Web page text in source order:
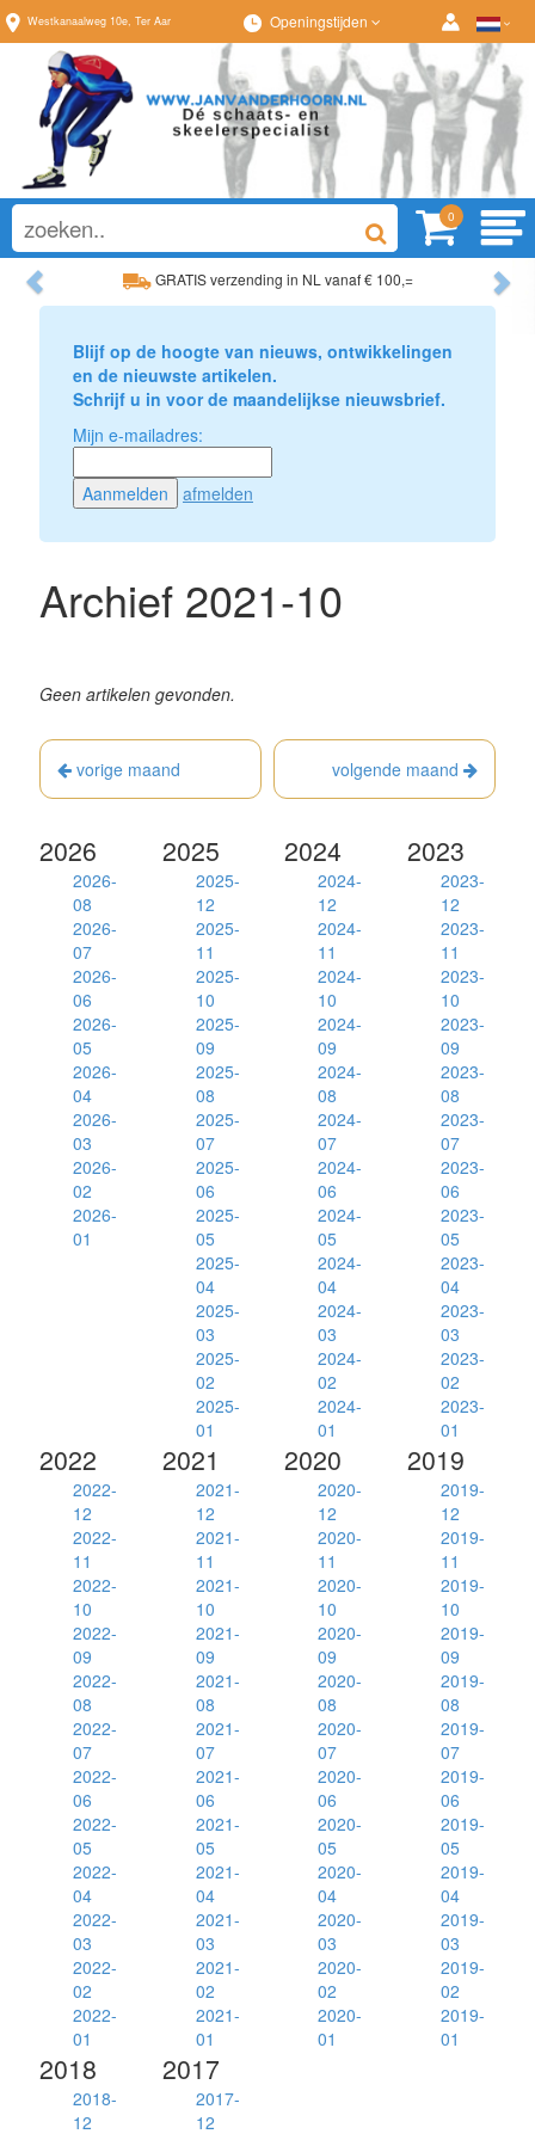
Westkanaalweg 10e, Ter Aar Openingstijden
0
GRATIS verzending in NL vanaf € 100,=
Previous
Blijf op de hoogte van nieuws, ontwikkelingen
en de nieuwste artikelen.
Schrijf u in voor de maandelijkse nieuwsbrief.
Mijn e-mailadres:
afmelden
Archief 2021-10
Geen artikelen gevonden.
vorige maand volgende maand
2026
2026-
08
2026-
07
2026-
06
2026-
05
2026-
04
2026-
03
2026-
02
2026-
01
2025
2025-
12
2025-
11
2025-
10
2025-
09
2025-
08
2025-
07
2025-
06
2025-
05
2025-
04
2025-
03
2025-
02
2025-
01
2024
2024-
12
2024-
11
2024-
10
2024-
09
2024-
08
2024-
07
2024-
06
2024-
05
2024-
04
2024-
03
2024-
02
2024-
01
2023
2023-
12
2023-
11
2023-
10
2023-
09
2023-
08
2023-
07
2023-
06
2023-
05
2023-
04
2023-
03
2023-
02
2023-
01
2022
2022-
12
2022-
11
2022-
10
2022-
09
2022-
08
2022-
07
2022-
06
2022-
05
2022-
04
2022-
03
2022-
02
2022-
01
2021
2021-
12
2021-
11
2021-
10
2021-
09
2021-
08
2021-
07
2021-
06
2021-
05
2021-
04
2021-
03
2021-
02
2021-
01
2020
2020-
12
2020-
11
2020-
10
2020-
09
2020-
08
2020-
07
2020-
06
2020-
05
2020-
04
2020-
03
2020-
02
2020-
01
2019
2019-
12
2019-
11
2019-
10
2019-
09
2019-
08
2019-
07
2019-
06
2019-
05
2019-
04
2019-
03
2019-
02
2019-
01
2018
2018-
12
2017
2017-
12